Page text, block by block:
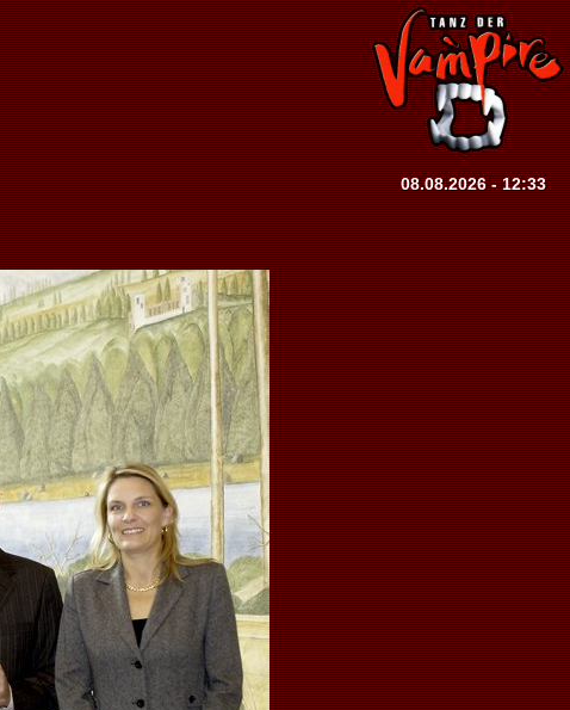
08.08.2026 - 12:33